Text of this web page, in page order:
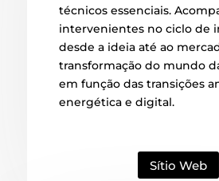
técnicos essenciais.
intervenientes no ciclo de
desde a ideia até ao
transformação do mundo
em função das transições
energética e digital.
Sítio Web